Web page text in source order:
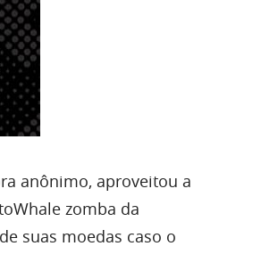
anônimo, aproveitou a
zomba da
suas moedas caso o